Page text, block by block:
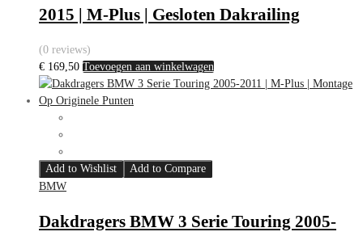
2015 | M-Plus | Gesloten Dakrailing
(0 reviews)
€ 169,50 Toevoegen aan winkelwagen
Add to Wishlist
Add to Compare
BMW
Dakdragers BMW 3 Serie Touring 2005-